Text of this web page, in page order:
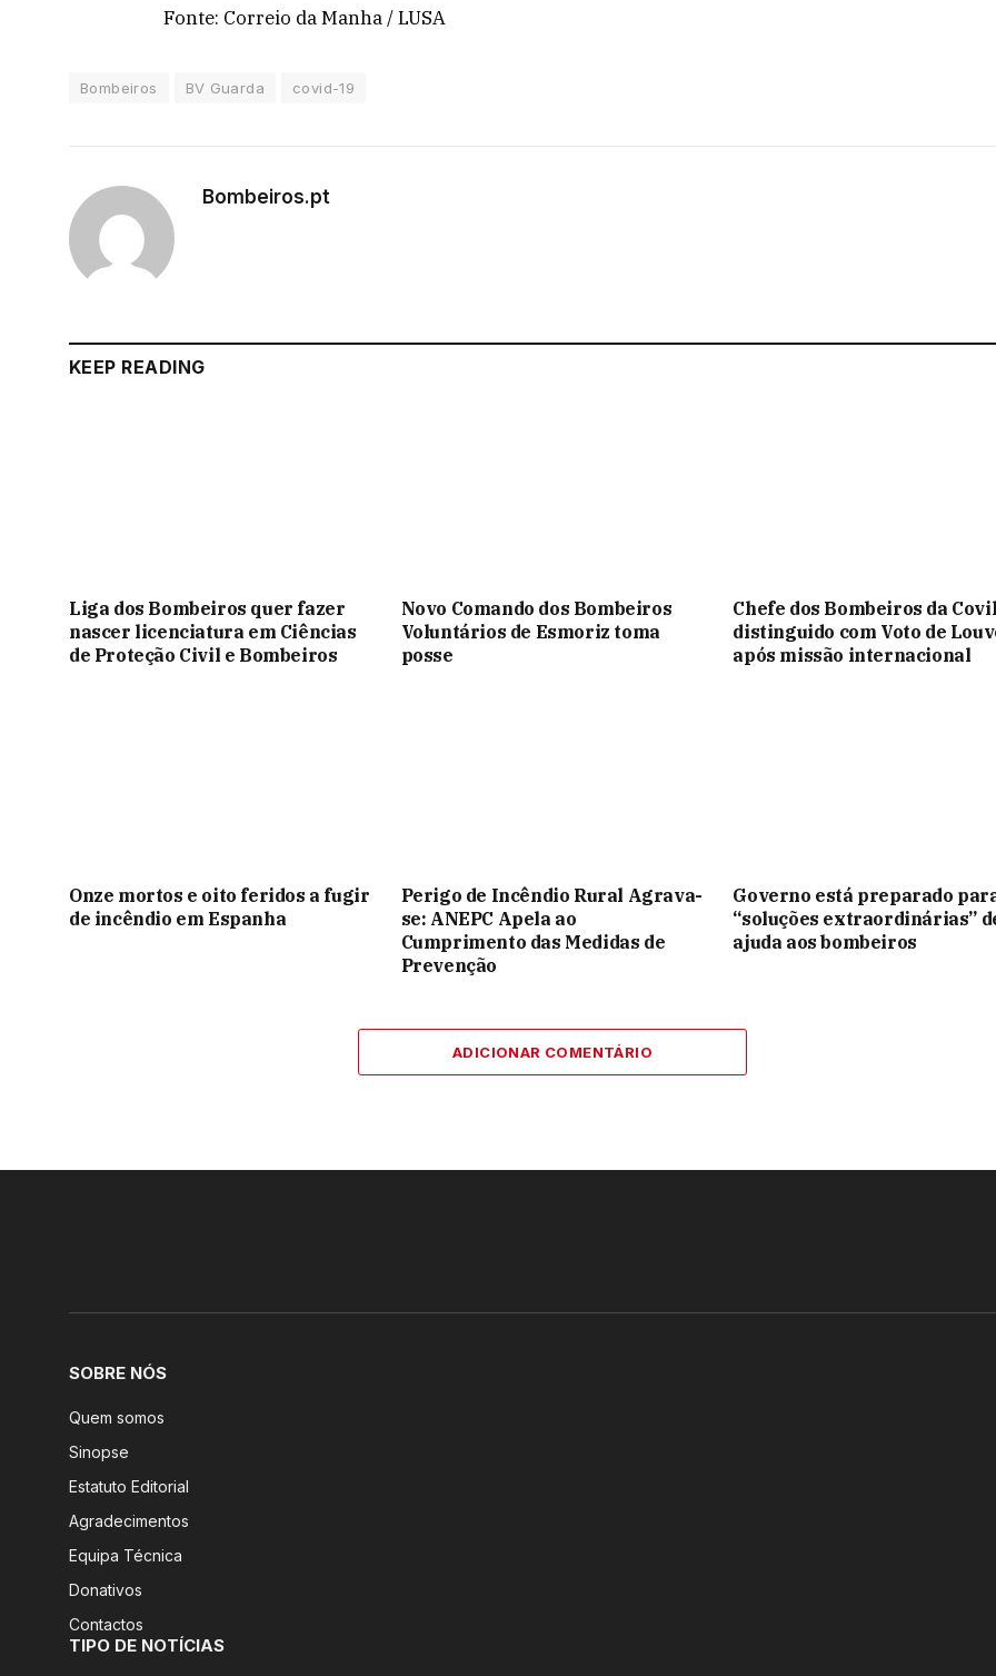
Fonte: Correio da Manha / LUSA
Bombeiros BV Guarda covid-19
Bombeiros.pt
KEEP READING
Liga dos Bombeiros quer fazer
nascer licenciatura em Ciências
de Proteção Civil e Bombeiros
Novo Comando dos Bombeiros
Voluntários de Esmoriz toma
posse
Chefe dos Bombeiros da
distinguido com Voto de
após missão internacional
Onze mortos e oito feridos a fugir
de incêndio em Espanha
Perigo de Incêndio Rural Agrava-
se: ANEPC Apela ao
Cumprimento das Medidas de
Prevenção
Governo está preparado
“soluções extraordinárias”
ajuda aos bombeiros
ADICIONAR COMENTÁRIO
SOBRE NÓS
Quem somos
Sinopse
Estatuto Editorial
Agradecimentos
Equipa Técnica
Donativos
Contactos
TIPO DE NOTÍCIAS